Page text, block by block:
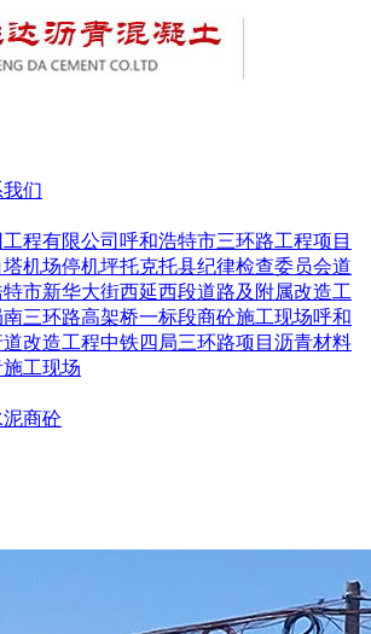
们
程有限公司呼和浩特市三环路工程项目
机场停机坪托克托县纪律检查委员会道
特市新华大街西延西段道路及附属改造工
三环路高架桥一标段商砼施工现场呼和
改造工程中铁四局三环路项目 沥青材料
工现场
泥商砼